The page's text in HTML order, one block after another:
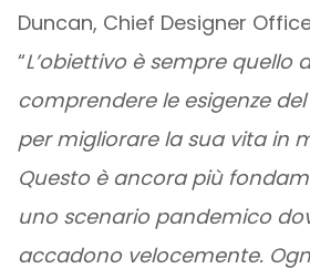
Duncan, Chief Designer
“L’obiettivo è sempre quello
comprendere le esigenze
per migliorare la sua vita in
Questo è ancora più
uno scenario pandemico
accadono velocemente.